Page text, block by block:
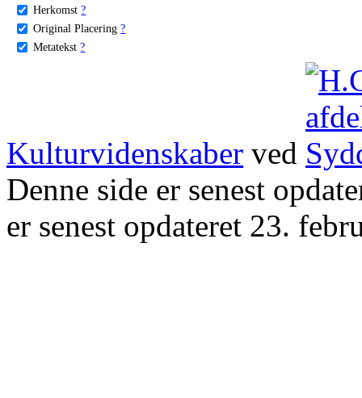
Herkomst ?
Original Placering ?
Metatekst ?
Kulturvidenskaber ved
Denne side er senest
er senest opdateret 23.